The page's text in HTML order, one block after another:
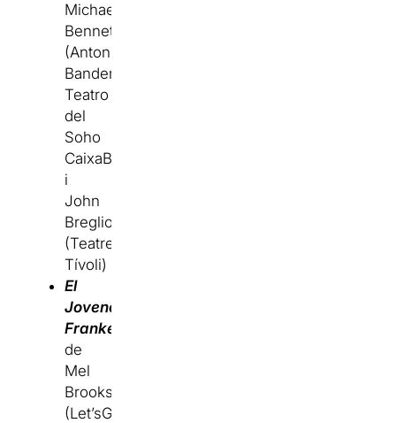
Michael
Bennett
(Antonio
Banderas,
Teatro
del
Soho
CaixaBank
i
John
Breglio)
(Teatre
Tívoli)
El
Jovencito
Frankenstein
de
Mel
Brooks
(Let’sGo